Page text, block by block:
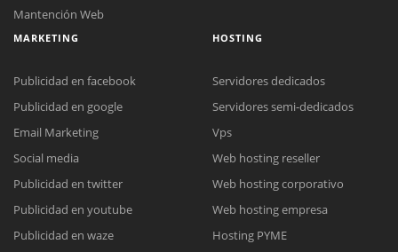
Reunión online
Nuestros ejecutivos le enviarán un correo electrónico con el enlace a
Mantención Web
MARKETING
Publicidad en facebook
Publicidad en google
Email Marketing
Social media
Publicidad en twitter
Publicidad en youtube
Publicidad en waze
HOSTING
Servidores dedicados
Servidores semi-dedicados
Vps
Web hosting reseller
Web hosting corporativo
Web hosting empresa
Hosting PYME